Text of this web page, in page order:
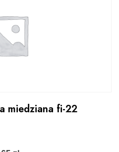
miedziana fi-22